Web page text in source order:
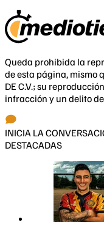
Queda prohibida la
de esta página, mismo
DE C.V.; su
infracción y un delito
INICIA LA
DESTACADAS